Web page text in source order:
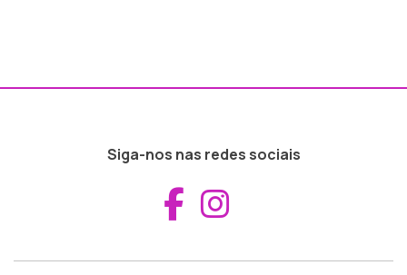
Siga-nos nas redes sociais
Aceder ao